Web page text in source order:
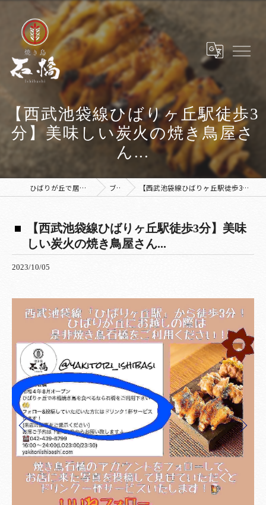
【西武池袋線ひばりヶ丘駅徒歩3
分】美味しい炭火の焼き鳥屋さ
ん...
ひばりが丘で居酒屋なら焼き鳥 石橋 ブログ 【西武池袋線ひばりヶ丘駅徒歩3分】美味しい炭火の焼き鳥屋さん...
【西武池袋線ひばりヶ丘駅徒歩3分】美味
しい炭火の焼き鳥屋さん...
2023/10/05